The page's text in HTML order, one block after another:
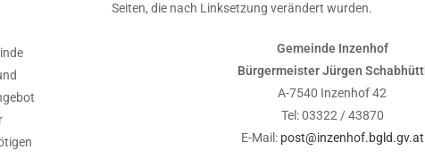
Seiten, die nach Linksetzung verändert wurden.
Gemeinde Inzenhof
Bürgermeister Jürgen Schabhüttl
A-7540 Inzenhof 42
Tel: 03322 / 43870
E-Mail: post@inzenhof.bgld.gv.at